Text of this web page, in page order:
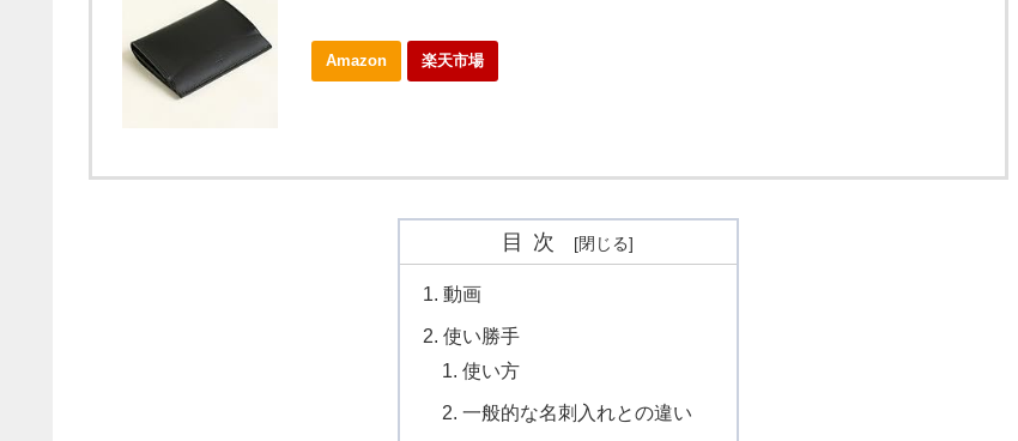
Amazon 楽天市場
目次
動画
使い勝手
使い方
一般的な名刺入れとの違い